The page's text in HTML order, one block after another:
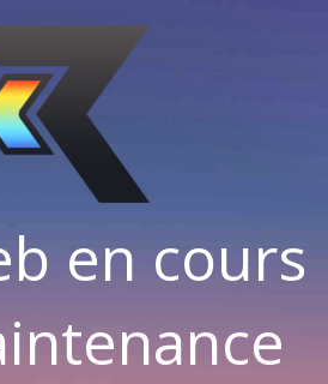
en cours